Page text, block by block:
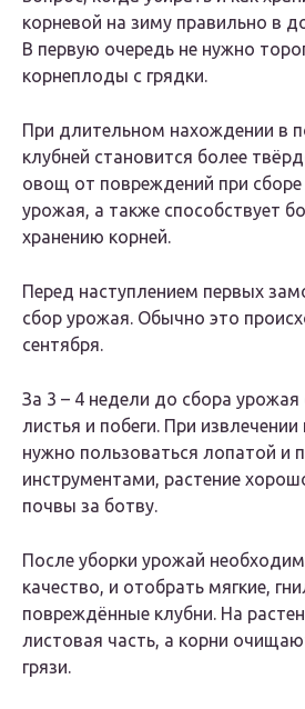
корневой на зиму правильно в
В первую очередь не нужно
корнеплоды с грядки.
При длительном нахождении в
клубней становится более
овощ от повреждений при сборе
урожая, а также способствует
хранению корней.
Перед наступлением первых
сбор урожая. Обычно это
сентября.
За 3 – 4 недели до сбора
листья и побеги. При
нужно пользоваться лопатой и
инструментами, растение
почвы за ботву.
После уборки урожай
качество, и отобрать мягкие,
повреждённые клубни. На
листовая часть, а корни
грязи.